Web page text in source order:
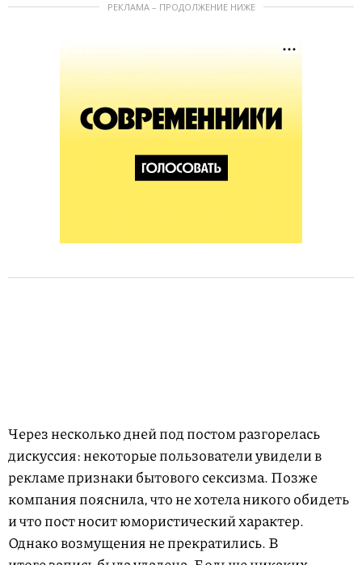
РЕКЛАМА – ПРОДОЛЖЕНИЕ НИЖЕ
Через несколько дней под постом разгорелась
дискуссия: некоторые пользователи увидели в
рекламе признаки бытового сексизма. Позже
компания пояснила, что не хотела никого обидеть
и что пост носит юмористический характер.
Однако возмущения не прекратились. В